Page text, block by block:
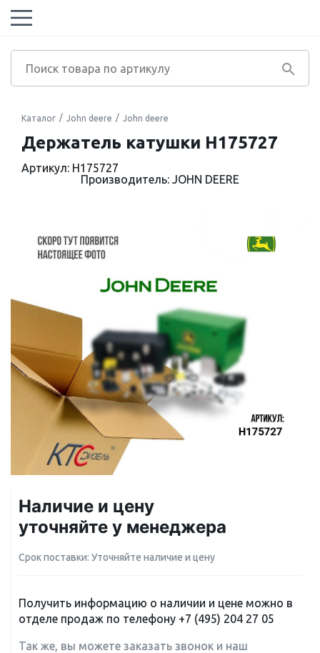
Каталог John deere John deere
Держатель катушки H175727
Артикул: H175727
Производитель: JOHN DEERE
Наличие и цену
уточняйте у менеджера
Срок поставки: Уточняйте наличие и цену
Получить информацию о наличии и цене можно в
отделе продаж по телефону +7 (495) 204 27 05
Так же, вы можете заказать звонок и наш